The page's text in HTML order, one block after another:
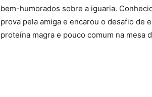
bem-humorados sobre a iguaria.
prova pela amiga e encarou o desafio de
proteína magra e pouco comum na mesa